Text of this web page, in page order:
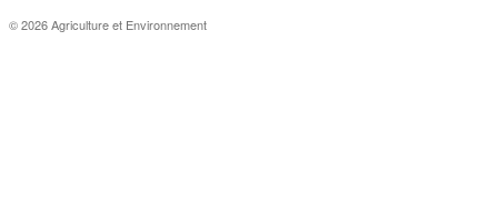
© 2026 Agriculture et Environnement